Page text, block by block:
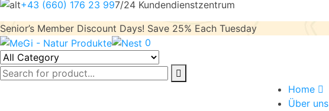
+43 (660) 176 23 997/24 Kundendienstzentrum
Senior’s Member Discount Days! Save 25% Each Tuesday
0
Home
Über uns